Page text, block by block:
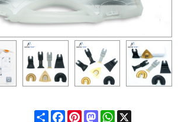
ShareFacebook
PinterestMastodonWhatsApp
X